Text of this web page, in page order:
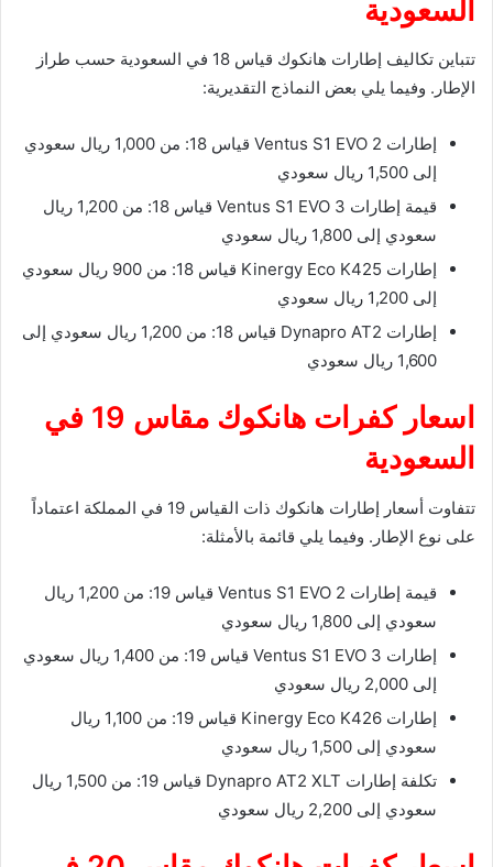
السعودية
تتباين تكاليف إطارات هانكوك قياس 18 في السعودية حسب طراز
الإطار. وفيما يلي بعض النماذج التقديرية:
إطارات Ventus S1 EVO 2 قياس 18: من 1,000 ريال سعودي
إلى 1,500 ريال سعودي
قيمة إطارات Ventus S1 EVO 3 قياس 18: من 1,200 ريال
سعودي إلى 1,800 ريال سعودي
إطارات Kinergy Eco K425 قياس 18: من 900 ريال سعودي
إلى 1,200 ريال سعودي
إطارات Dynapro AT2 قياس 18: من 1,200 ريال سعودي إلى
1,600 ريال سعودي
اسعار كفرات هانكوك مقاس 19 في
السعودية
تتفاوت أسعار إطارات هانكوك ذات القياس 19 في المملكة اعتماداً
على نوع الإطار. وفيما يلي قائمة بالأمثلة:
قيمة إطارات Ventus S1 EVO 2 قياس 19: من 1,200 ريال
سعودي إلى 1,800 ريال سعودي
إطارات Ventus S1 EVO 3 قياس 19: من 1,400 ريال سعودي
إلى 2,000 ريال سعودي
إطارات Kinergy Eco K426 قياس 19: من 1,100 ريال
سعودي إلى 1,500 ريال سعودي
تكلفة إطارات Dynapro AT2 XLT قياس 19: من 1,500 ريال
سعودي إلى 2,200 ريال سعودي